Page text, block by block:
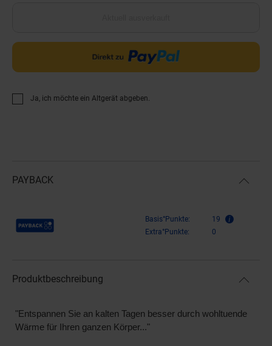
Ja, ich möchte ein Altgerät abgeben.
PAYBACK
Payback Punkte Basis°Punkte:
19
Extra°Punkte:
0
Produktbeschreibung
"Entspannen Sie an kalten Tagen besser durch wohltuende
Wärme für Ihren ganzen Körper..."